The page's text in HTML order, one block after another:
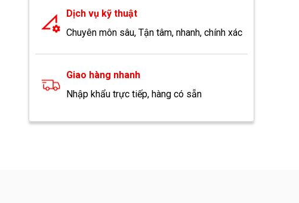
Dịch vụ kỹ thuật
Chuyên môn sâu, Tận tâm, nhanh, chính xác
Giao hàng nhanh
Nhập khẩu trực tiếp, hàng có sẵn